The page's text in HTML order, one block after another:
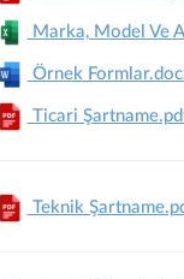
Marka, Model Ve
Örnek
Ticari
Teknik